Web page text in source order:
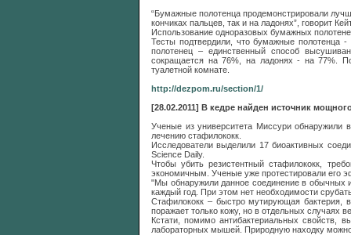
“Бумажные полотенца продемонстрировали
кончиках пальцев, так и на ладонях”, говорит
Использование одноразовых бумажных
Тесты подтвердили, что бумажные
полотенец – единственный способ
сокращается на 76%, на ладонях - на 77%.
туалетной комнате.
http://dezpom.ru/section/1/
[28.02.2011] В кедре найден источник
Ученые из университета Миссури обнаружили
лечению стафилококк.
Исследователи выделили 17 биоактивных
Science Daily.
Чтобы убить резистентный стафилококк,
экономичным. Ученые уже протестировали его
"Мы обнаружили данное соединение в обычных
каждый год. При этом нет необходимости
Стафилококк – быстро мутирующая бактерия,
поражает только кожу, но в отдельных случаях
Кстати, помимо антибактериальных свойств,
лабораторных мышей. Природную находку